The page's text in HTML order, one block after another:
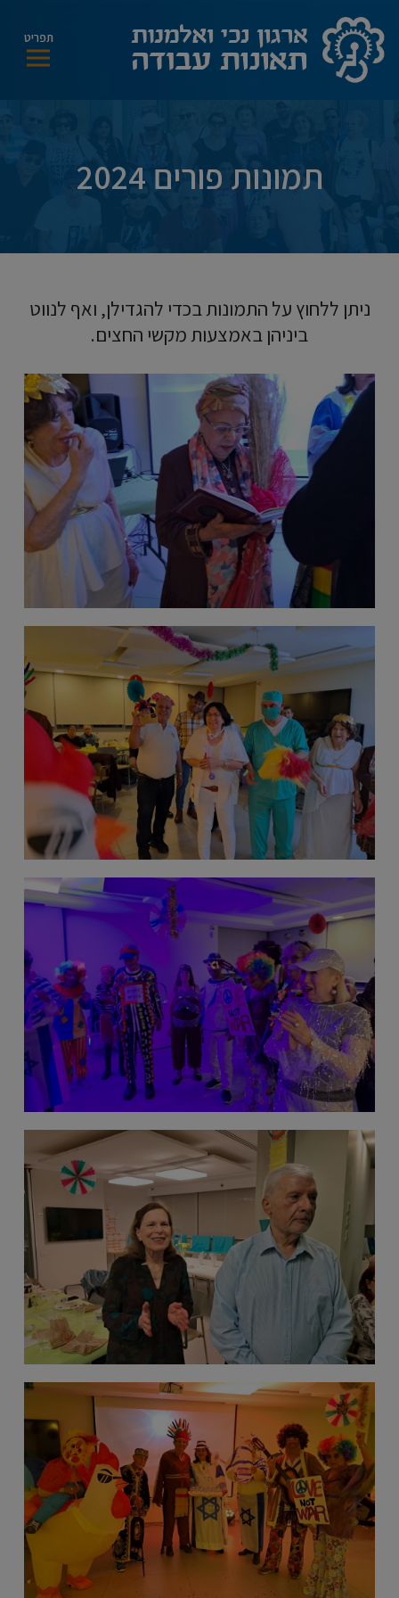
תפריט
תמונות פורים 2024
ניתן ללחוץ על התמונות בכדי להגדילן, ואף לנווט
ביניהן באמצעות מקשי החצים.